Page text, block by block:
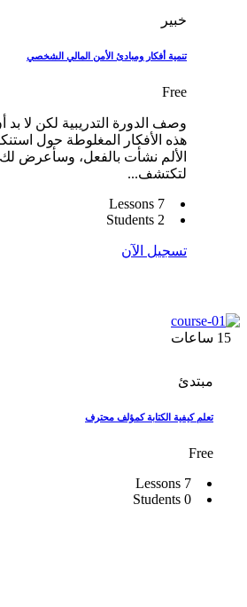
خبير
تنمية أفكار ومبادئ الأمن المالي الشخصي
Free
وصف الدورة التدريبية لكن لا
هذه الأفكار المغلوطة حول
الألم نشأت بالفعل، وسأعرض
لتكتشف...
7 Lessons
2 Students
تسجيل الآن
ساعات
مبتدئ
تعلم كيفية الكتابة كمؤلف محترف
Free
7 Lessons
0 Students